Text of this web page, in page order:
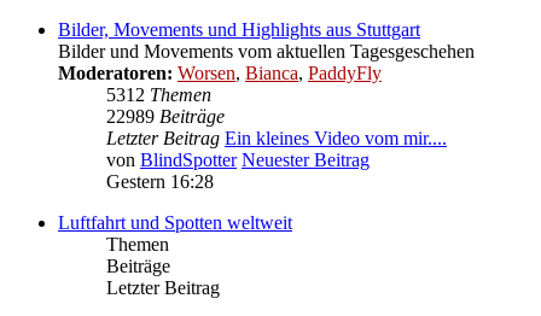
Bilder, Movements und Highlights aus Stuttgart
Bilder und Movements vom aktuellen Tagesgeschehen
Moderatoren: Worsen, Bianca, PaddyFly
5312 Themen
22989 Beiträge
Letzter Beitrag Ein kleines Video vom mir....
von BlindSpotter Neuester Beitrag
Gestern 16:28
Luftfahrt und Spotten weltweit
Themen
Beiträge
Letzter Beitrag